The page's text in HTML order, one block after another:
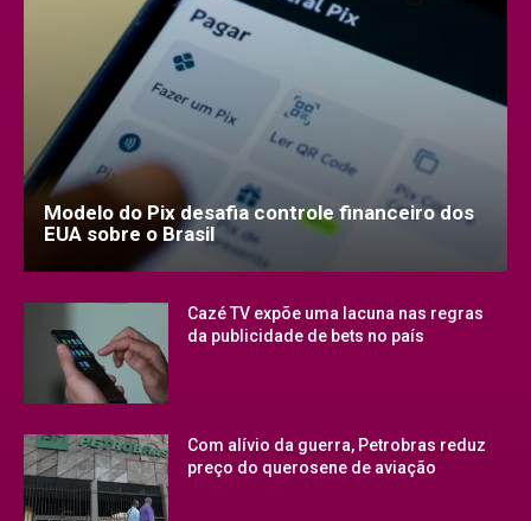
Modelo do Pix desafia controle financeiro dos
EUA sobre o Brasil
Cazé TV expõe uma lacuna nas regras
da publicidade de bets no país
Com alívio da guerra, Petrobras reduz
preço do querosene de aviação